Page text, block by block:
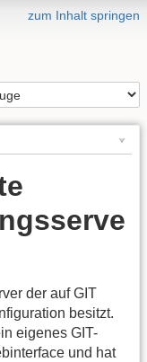
zum Inhalt springen
der auf GIT
besitzt.
eigenes GIT-
und hat